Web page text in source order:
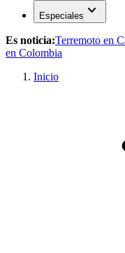
Especiales expand_more
Es noticia:Terremoto en
en Colombia
Inicio